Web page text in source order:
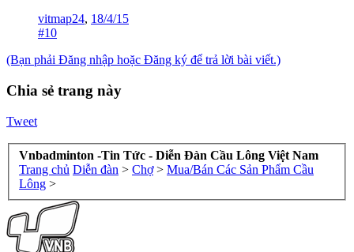
vitmap24, 18/4/15
#10
(Bạn phải Đăng nhập hoặc Đăng ký để trả lời bài viết.)
Chia sẻ trang này
Tweet
Vnbadminton -Tin Tức - Diễn Đàn Cầu Lông Việt Nam
Trang chủ Diễn đàn > Chợ > Mua/Bán Các Sản Phẩm Cầu
Lông >